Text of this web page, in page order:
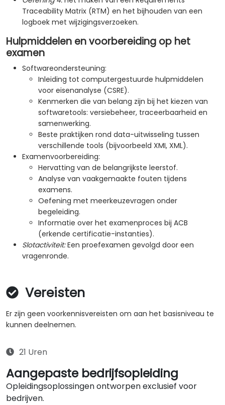
Traceability Matrix (RTM) en het bijhouden van een
logboek met wijzigingsverzoeken.
Hulpmiddelen en voorbereiding op het
examen
Softwareondersteuning:
Inleiding tot computergestuurde hulpmiddelen
voor eisenanalyse (CSRE).
Kenmerken die van belang zijn bij het kiezen van
softwaretools: versiebeheer, traceerbaarheid en
samenwerking.
Beste praktijken rond data-uitwisseling tussen
verschillende tools (bijvoorbeeld XMI, XML).
Examenvoorbereiding:
Hervatting van de belangrijkste leerstof.
Analyse van vaakgemaakte fouten tijdens
examens.
Oefening met meerkeuzevragen onder
begeleiding.
Informatie over het examenproces bij ACB
(erkende certificatie-instanties).
Slotactiviteit:Een proefexamen gevolgd door een
vragenronde.
Vereisten
Er zijn geen voorkennisvereisten om aan het basisniveau te
kunnen deelnemen.
21 Uren
Aangepaste bedrijfsopleiding
Opleidingsoplossingen ontworpen exclusief voor
bedrijven.